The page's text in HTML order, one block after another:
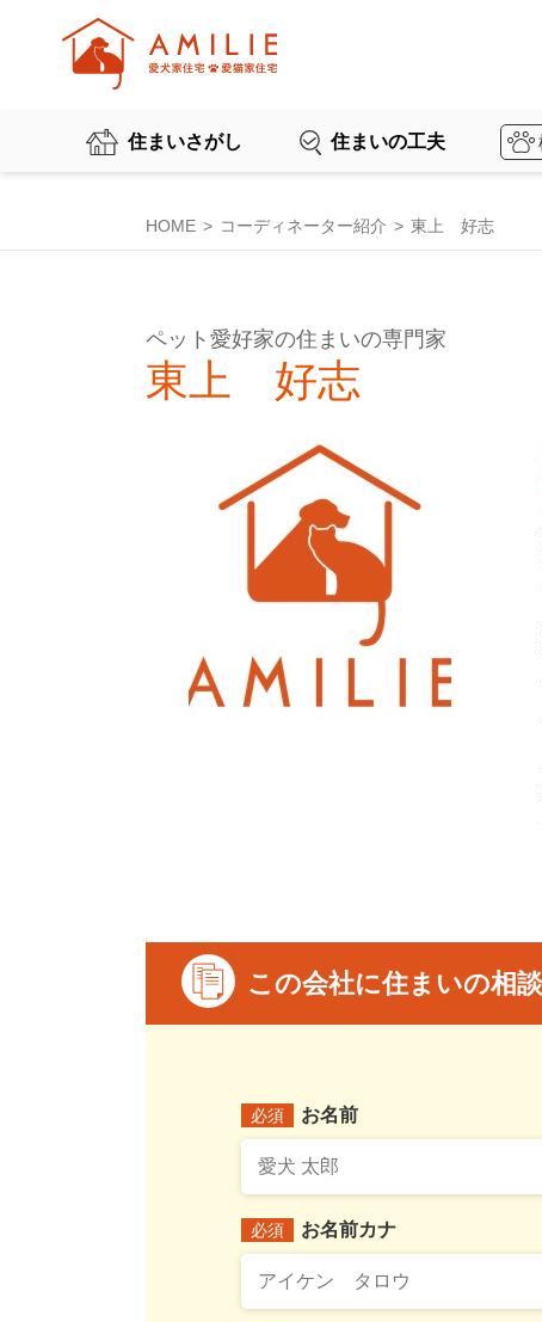
住まいさがし 住まいの工夫
HOME コーディネーター紹介 東上 好志
ペット愛好家の住まいの専門家
東上 好志
この会社に住まいの相
必須 お名前
必須 お名前カナ